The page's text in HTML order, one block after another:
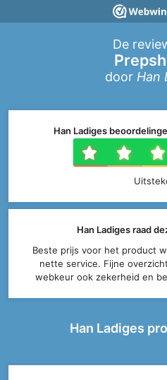
De
door Han
Han Ladiges
2
1
Han Ladiges raad
Beste prijs voor het product
nette service. Fijne
webkeur ook zekerheid en
Han Ladiges